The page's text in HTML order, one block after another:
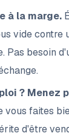
à la marge.
vide contre
Pas besoin
? Menez
vous faites
d'être